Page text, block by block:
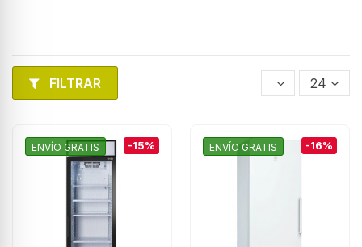
FILTRAR 24
ENVÍO GRATIS -15% ENVÍO GRATIS -16%